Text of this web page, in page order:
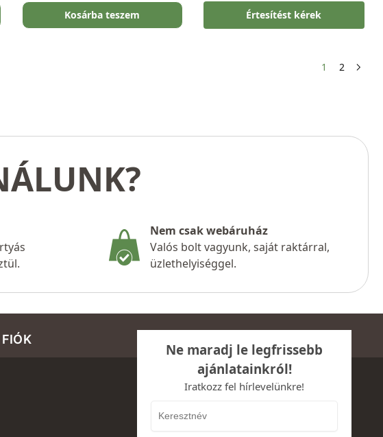
Kosárba teszem Értesítést kérek
1 2
Nem csak webáruház
Valós bolt vagyunk, saját raktárral,
üzlethelyiséggel.
Ne maradj le legfrissebb
ajánlatainkról!
Iratkozz fel hírlevelünkre!